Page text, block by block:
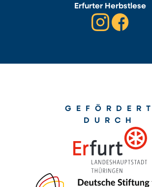
Erfurter Herbstlese
GEFÖRDERT
DURCH